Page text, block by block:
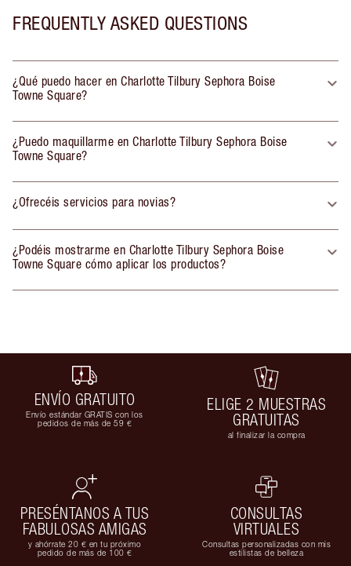
FREQUENTLY ASKED QUESTIONS
¿Qué puedo hacer en Charlotte Tilbury Sephora Boise
Towne Square?
¿Puedo maquillarme en Charlotte Tilbury Sephora Boise
Towne Square?
¿Ofrecéis servicios para novias?
¿Podéis mostrarme en Charlotte Tilbury Sephora Boise
Towne Square cómo aplicar los productos?
ENVÍO GRATUITO
Envío estándar GRATIS con los
pedidos de más de 59 €
ELIGE 2 MUESTRAS
GRATUITAS
al finalizar la compra
PRESÉNTANOS A TUS
FABULOSAS AMIGAS
y ahórrate 20 € en tu próximo
pedido de más de 100 €
CONSULTAS
VIRTUALES
Consultas personalizadas con mis
estilistas de belleza